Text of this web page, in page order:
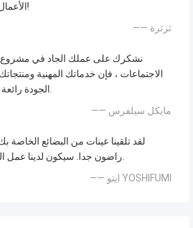
الأعمال معك!
—— ثرثرة
نشكرك على عملك الجاد في
الاجتماعات ، فإن خدماتك المهنية
الجودة رائعة للغاية.
—— مايكل سيلفرس
لقد تلقينا عينات من البضائع الخاصة
راضون جدا. سيكون لدينا عمل التعاون.
—— ايتو YOSHIFUMI